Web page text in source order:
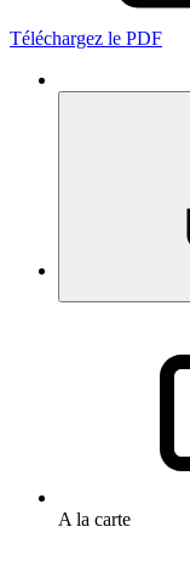
Téléchargez le PDF
A la carte